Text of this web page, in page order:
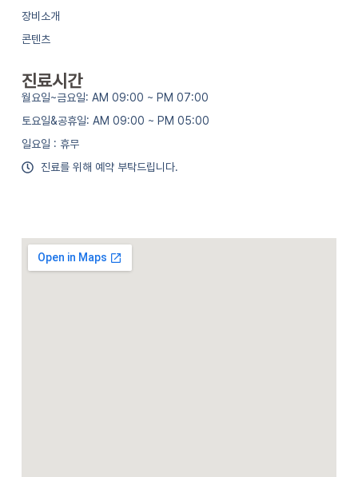
장비소개
콘텐츠
진료시간
월요일~금요일: AM 09:00 ~ PM 07:00
토요일&공휴일: AM 09:00 ~ PM 05:00
일요일 : 휴무
진료를 위해 예약 부탁드립니다.